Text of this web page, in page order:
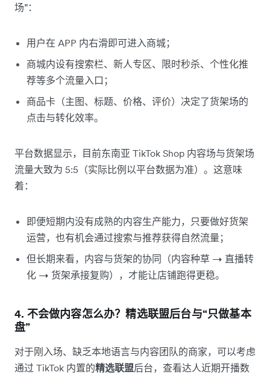
场”：
用户在 APP 内右滑即可进入商城；
商城内设有搜索栏、新人专区、限时秒杀、个性化推
荐等多个流量入口；
商品卡（主图、标题、价格、评价）决定了货架场的
点击与转化效率。
平台数据显示，目前东南亚 TikTok Shop 内容场与货架场
流量大致为 5:5（实际比例以平台数据为准）。这意味
着：
即便短期内没有成熟的内容生产能力，只要做好货架
运营，也有机会通过搜索与推荐获得自然流量；
但长期来看，内容与货架的协同（内容种草 → 直播转
化 → 货架承接复购），才能让店铺跑得更稳。
4. 不会做内容怎么办？精选联盟后台与“只做基本
盘”
对于刚入场、缺乏本地语言与内容团队的商家，可以考虑
通过 TikTok 内置的精选联盟后台，查看达人近期开播数